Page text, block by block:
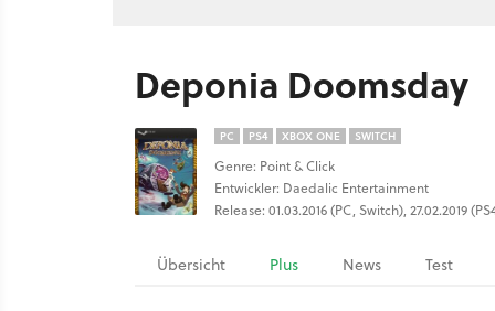
Deponia Doomsday
PC PS4 XBOX ONE SWITCH
Genre: Point & Click
Entwickler: Daedalic Entertainment
Release: 01.03.2016 (PC, Switch), 27.02.2019
Übersicht Plus News Test